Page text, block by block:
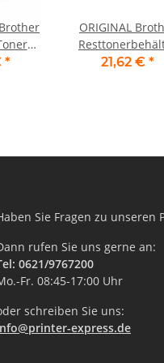
*
ORIGINAL
WT-220CL
21,62 € *
Sie Fragen zu unseren
rufen Sie uns gerne an:
0621/9767200
Fr. 08:45-17:00 Uhr
schreiben Sie uns:
express.de